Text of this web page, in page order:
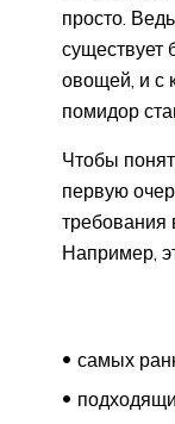
просто.
существует
овощей, и с
помидор
Чтобы
первую
требования
Например,
самых